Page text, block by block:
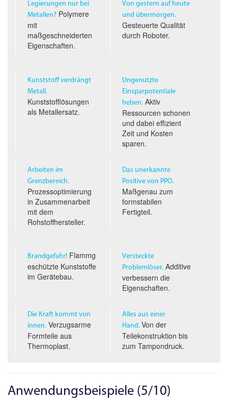
Legierungen nur bei
Metallen? Polymere
mit
maßgeschneiderten
Eigenschaften.
Von gestern auf heute
und übermorgen.
Gesteuerte Qualität
durch Roboter.
Kunststoff verdrängt
Metall.
Kunststofflösungen
als Metallersatz.
Ungenutzte
Einsparpotentiale
heben.Aktiv
Ressourcen schonen
und dabei effizient
Zeit und Kosten
sparen.
Arbeiten im
Grenzbereich.
Prozessoptimierung
in Zusammenarbeit
mit dem
Rohstoffhersteller.
Das unerkannte
Positive von PPO.
Maßgenau zum
formstabilen
Fertigteil.
Brandgefahr!Flammg
eschützte Kunststoffe
im Gerätebau.
Versteckte
Problemlöser.Additive
verbessern die
Eigenschaften.
Die Kraft kommt von
innen.Verzugsarme
Formteile aus
Thermoplast.
Alles aus einer
Hand. Von der
Teilekonstruktion bis
zum Tampondruck.
Anwendungsbeispiele (5/10)